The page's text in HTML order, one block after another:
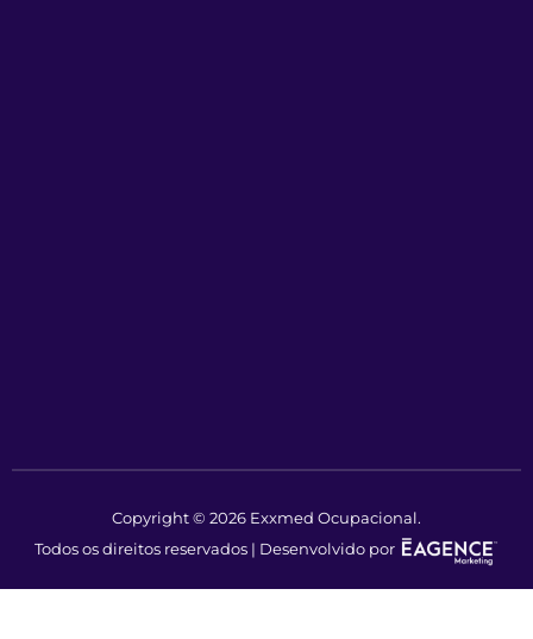
Copyright © 2026 Exxmed Ocupacional.
Todos os direitos reservados | Desenvolvido por